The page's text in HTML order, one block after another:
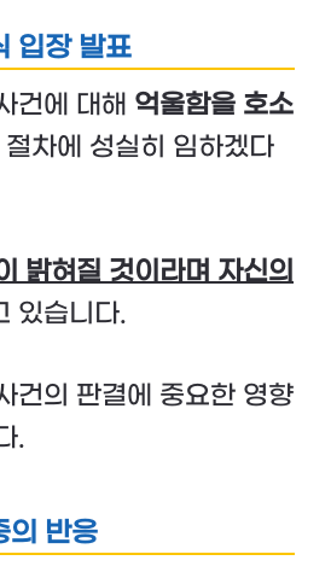
입장 발표
건에 대해 억울함을 호소
차에 성실히 임하겠다
밝혀질 것이라며 자신의
있습니다.
건의 판결에 중요한 영향
.
의 반응